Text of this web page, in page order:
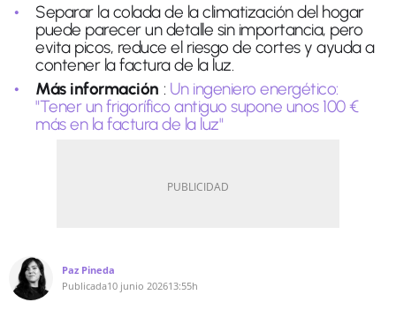
Separar la colada de la climatización del hogar
puede parecer un detalle sin importancia, pero
evita picos, reduce el riesgo de cortes y ayuda a
contener la factura de la luz.
Más información : Un ingeniero energético:
"Tener un frigorífico antiguo supone unos 100 €
más en la factura de la luz"
Paz Pineda
Publicada10 junio 202613:55h